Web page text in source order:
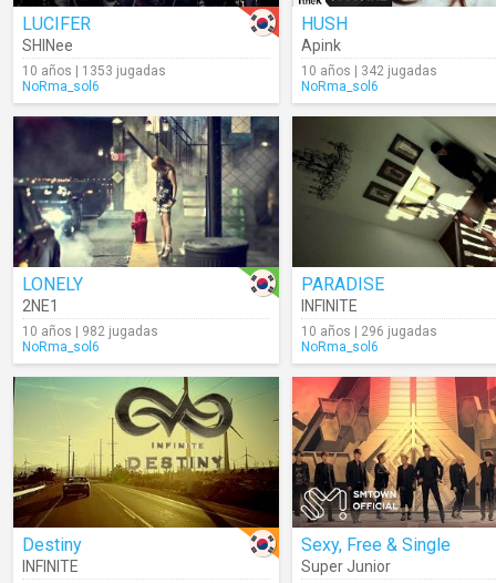
LUCIFER
SHINee
10 años | 1353 jugadas
NoRma_sol6
HUSH
Apink
10 años | 342 jugadas
NoRma_sol6
LONELY
2NE1
10 años | 982 jugadas
NoRma_sol6
PARADISE
INFINITE
10 años | 296 jugadas
NoRma_sol6
Destiny
INFINITE
Sexy, Free & Single
Super Junior